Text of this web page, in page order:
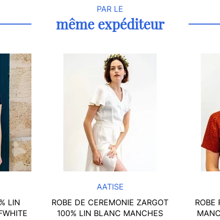
PAR LE
même expéditeur
LIN
AATISE
ROBE DE CEREMONIE ZARGOT
100% LIN BLANC MANCHES
ROBE